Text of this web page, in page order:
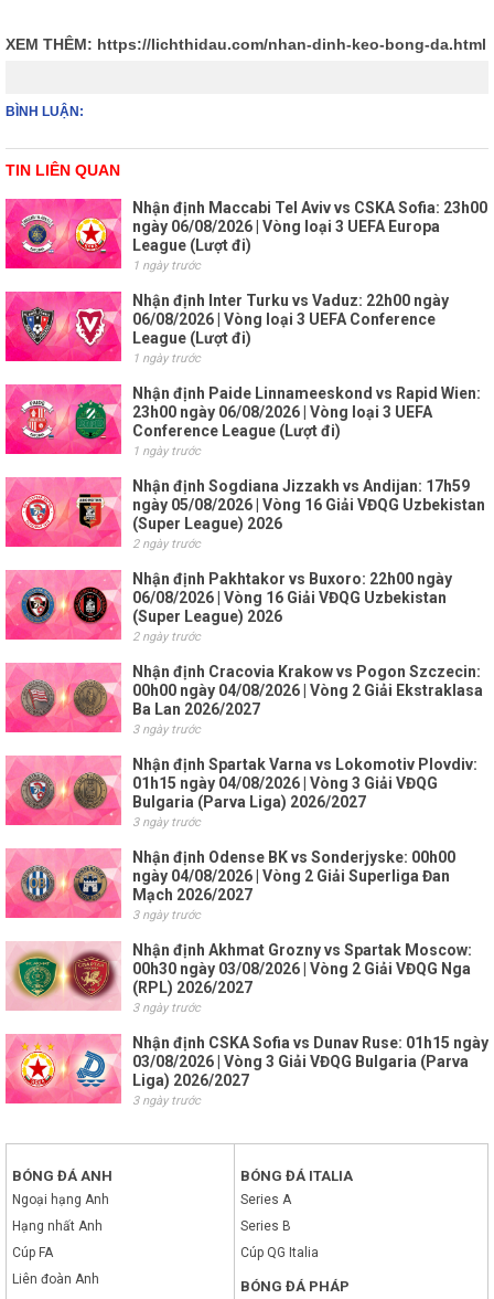
XEM THÊM: https://lichthidau.com/nhan-dinh-keo-bong-da.html
BÌNH LUẬN:
TIN LIÊN QUAN
Nhận định Maccabi Tel Aviv vs CSKA Sofia: 23h00
ngày 06/08/2026 | Vòng loại 3 UEFA Europa
League (Lượt đi)
1 ngày trước
Nhận định Inter Turku vs Vaduz: 22h00 ngày
06/08/2026 | Vòng loại 3 UEFA Conference
League (Lượt đi)
1 ngày trước
Nhận định Paide Linnameeskond vs Rapid Wien:
23h00 ngày 06/08/2026 | Vòng loại 3 UEFA
Conference League (Lượt đi)
1 ngày trước
Nhận định Sogdiana Jizzakh vs Andijan: 17h59
ngày 05/08/2026 | Vòng 16 Giải VĐQG Uzbekistan
(Super League) 2026
2 ngày trước
Nhận định Pakhtakor vs Buxoro: 22h00 ngày
06/08/2026 | Vòng 16 Giải VĐQG Uzbekistan
(Super League) 2026
2 ngày trước
Nhận định Cracovia Krakow vs Pogon Szczecin:
00h00 ngày 04/08/2026 | Vòng 2 Giải Ekstraklasa
Ba Lan 2026/2027
3 ngày trước
Nhận định Spartak Varna vs Lokomotiv Plovdiv:
01h15 ngày 04/08/2026 | Vòng 3 Giải VĐQG
Bulgaria (Parva Liga) 2026/2027
3 ngày trước
Nhận định Odense BK vs Sonderjyske: 00h00
ngày 04/08/2026 | Vòng 2 Giải Superliga Đan
Mạch 2026/2027
3 ngày trước
Nhận định Akhmat Grozny vs Spartak Moscow:
00h30 ngày 03/08/2026 | Vòng 2 Giải VĐQG Nga
(RPL) 2026/2027
3 ngày trước
Nhận định CSKA Sofia vs Dunav Ruse: 01h15 ngày
03/08/2026 | Vòng 3 Giải VĐQG Bulgaria (Parva
Liga) 2026/2027
3 ngày trước
BÓNG ĐÁ ANH
Ngoại hạng Anh
Hạng nhất Anh
Cúp FA
Liên đoàn Anh
BÓNG ĐÁ ITALIA
Series A
Series B
Cúp QG Italia
BÓNG ĐÁ PHÁP